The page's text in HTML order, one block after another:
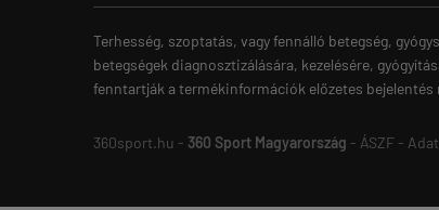
Terhesség, szoptatás, vagy fennálló betegség,
betegségek diagnosztizálására, kezelésére,
fenntartják a termékinformációk előzetes
360sport.hu - 360 Sport Magyarország - ÁSZF -